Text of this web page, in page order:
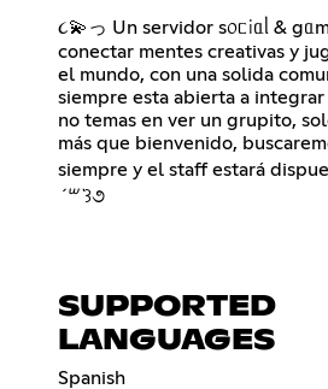
૮💫っ Un servidor s᥆ᥴіᥲᥣ &
conectar mentes creativas y
el mundo, con una solida
siempre esta abierta a integrar
no temas en ver un grupito,
más que bienvenido,
siempre y el staff estará
´꒳`꒱૭
SUPPORTED
LANGUAGES
Spanish